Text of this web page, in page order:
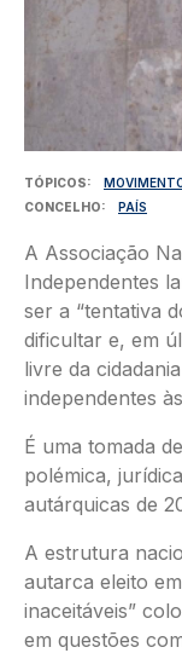
TÓPICOS
CONCELHO
PAÍS
A Associação
Independentes
ser a “tentativa
dificultar e, em
livre da
independentes
É uma tomada
polémica,
autárquicas de
A estrutura
autarca eleito
inaceitáveis”
em questões